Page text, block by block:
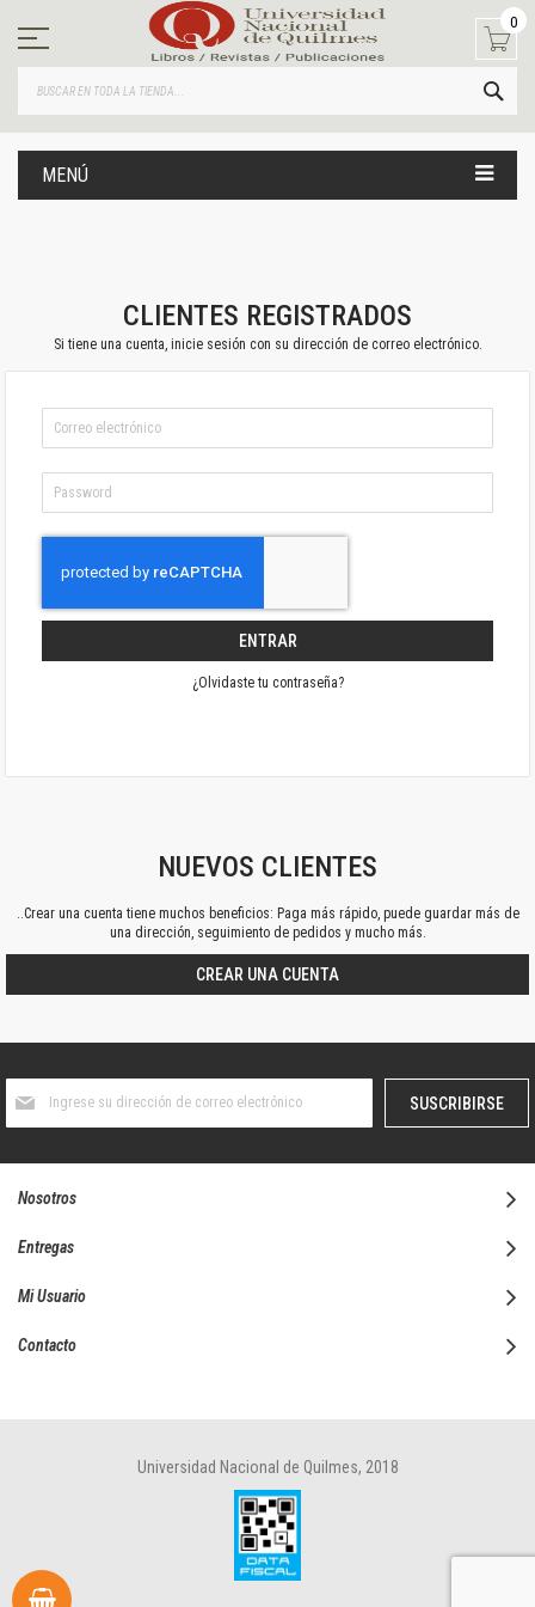
contenido
0
MENÚ
CLIENTES REGISTRADOS
Si tiene una cuenta, inicie sesión con su dirección de correo electrónico.
ENTRAR
¿Olvidaste tu contraseña?
NUEVOS CLIENTES
..Crear una cuenta tiene muchos beneficios: Paga más rápido, puede guardar más de
una dirección, seguimiento de pedidos y mucho más.
CREAR UNA CUENTA
boletín
SUSCRIBIRSE
Nosotros
Entregas
Mi Usuario
Contacto
Universidad Nacional de Quilmes, 2018